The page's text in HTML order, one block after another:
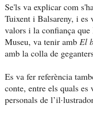
Se'ls va explicar com
Tuixent i Balsareny, i es
valors i la confiança
Museu, va tenir amb El
amb la colla de
Es va fer referència
conte, entre els quals
personals de